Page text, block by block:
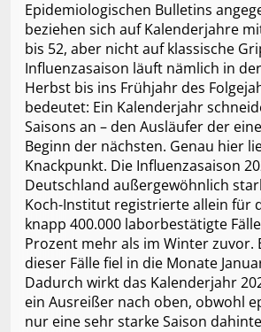
Epidemiologischen Bulletins
beziehen sich auf Kalenderjahre
bis 52, aber nicht auf klassische
Influenzasaison läuft nämlich in
Herbst bis ins Frühjahr des
bedeutet: Ein Kalenderjahr
Saisons an – den Ausläufer der
Beginn der nächsten. Genau hier
Knackpunkt. Die Influenzasaison
Deutschland außergewöhnlich
Koch-Institut registrierte allein für
knapp 400.000 laborbestätigte
Prozent mehr als im Winter zuvor.
dieser Fälle fiel in die Monate
Dadurch wirkt das Kalenderjahr
ein Ausreißer nach oben, obwohl
nur eine sehr starke Saison